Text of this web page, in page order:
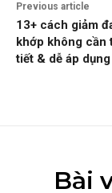
Previous article
13+ cách giảm
khớp không cần
tiết & dễ áp dụng
Bài